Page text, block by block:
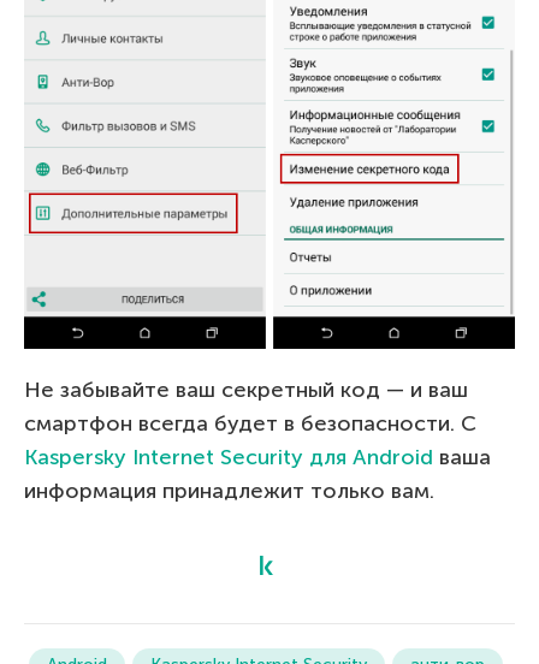
Не забывайте ваш секретный код — и ваш
смартфон всегда будет в безопасности. С
Kaspersky Internet Security для Android ваша
информация принадлежит только вам.